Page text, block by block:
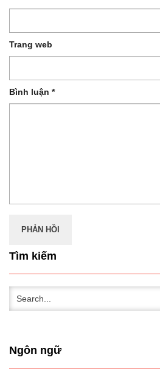
Trang web
Bình luận *
Tìm kiếm
Ngôn ngữ